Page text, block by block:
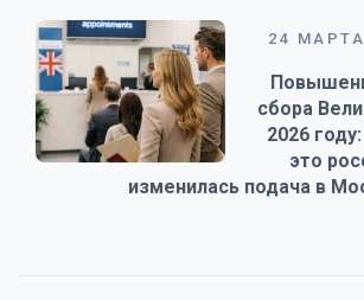
24
сбора
2026
это
изменилась подача в